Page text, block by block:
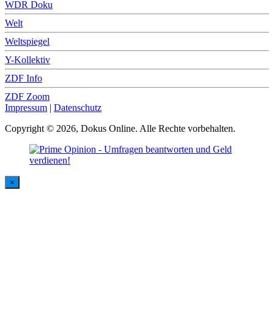
WDR Doku
Welt
Weltspiegel
Y-Kollektiv
ZDF Info
ZDF Zoom
Impressum | Datenschutz
Copyright © 2026, Dokus Online. Alle Rechte vorbehalten.
×